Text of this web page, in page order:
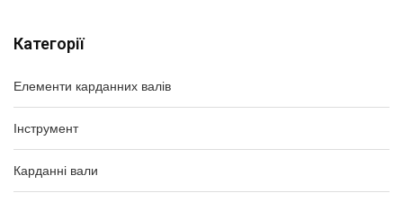
Категорії
Елементи карданних валів
Інструмент
Карданні вали